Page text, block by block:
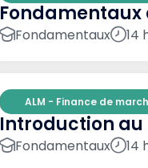
Fondamentaux
Fondamentaux 14
ALM - Finance de
Introduction
Fondamentaux 14